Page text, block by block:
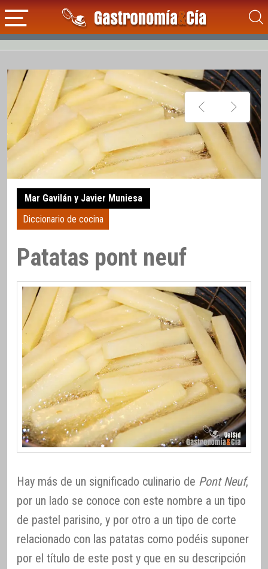
Mar Gavilán y Javier Muniesa
Diccionario de cocina
Patatas pont neuf
Hay más de un significado culinario de Pont Neuf,
por un lado se conoce con este nombre a un tipo
de pastel parisino, y por otro a un tipo de corte
relacionado con las patatas como podéis suponer
por el título de este post y que en su descripción